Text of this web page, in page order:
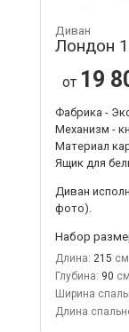
Диван
Лондон
от 19
Фабрика -
Механизм -
Материал
Ящик для
Диван
фото).
Набор
Длина: 215
Глубина: 90
Ширина
Длина